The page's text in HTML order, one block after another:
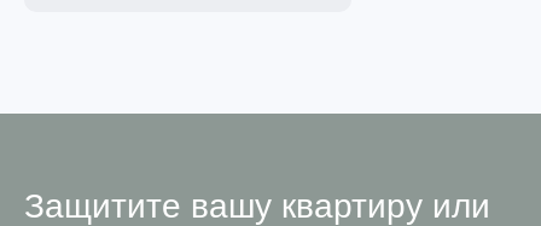
Защитите вашу квартиру или